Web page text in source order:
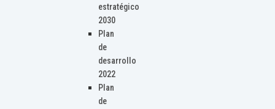
estratégico
2030
Plan
de
desarrollo
2022
Plan
de